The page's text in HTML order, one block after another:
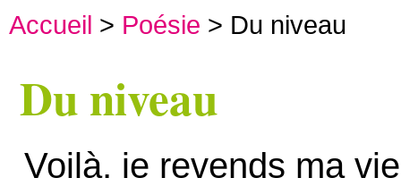
Accueil > Poésie > Du niveau
Du niveau
Voilà, je revends ma